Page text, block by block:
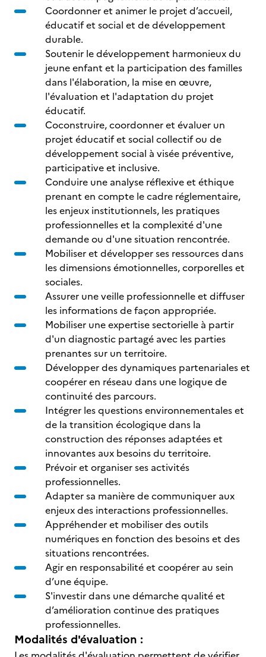
Coordonner et animer le projet d’accueil,
éducatif et social et de développement
durable.
Soutenir le développement harmonieux du
jeune enfant et la participation des familles
dans l'élaboration, la mise en œuvre,
l'évaluation et l'adaptation du projet
éducatif.
Coconstruire, coordonner et évaluer un
projet éducatif et social collectif ou de
développement social à visée préventive,
participative et inclusive.
Conduire une analyse réflexive et éthique
prenant en compte le cadre réglementaire,
les enjeux institutionnels, les pratiques
professionnelles et la complexité d'une
demande ou d'une situation rencontrée.
Mobiliser et développer ses ressources dans
les dimensions émotionnelles, corporelles et
sociales.
Assurer une veille professionnelle et diffuser
les informations de façon appropriée.
Mobiliser une expertise sectorielle à partir
d'un diagnostic partagé avec les parties
prenantes sur un territoire.
Développer des dynamiques partenariales et
coopérer en réseau dans une logique de
continuité des parcours.
Intégrer les questions environnementales et
de la transition écologique dans la
construction des réponses adaptées et
innovantes aux besoins du territoire.
Prévoir et organiser ses activités
professionnelles.
Adapter sa manière de communiquer aux
enjeux des interactions professionnelles.
Appréhender et mobiliser des outils
numériques en fonction des besoins et des
situations rencontrées.
Agir en responsabilité et coopérer au sein
d’une équipe.
S'investir dans une démarche qualité et
d’amélioration continue des pratiques
professionnelles.
Modalités d'évaluation :